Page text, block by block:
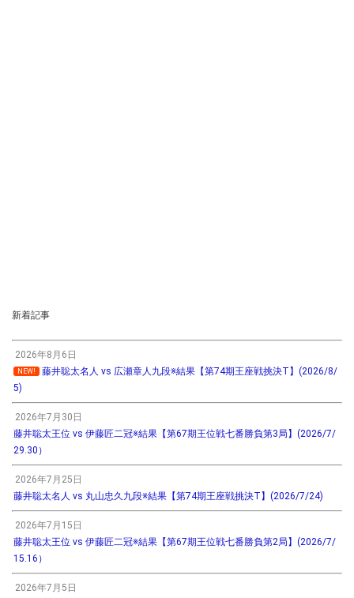
新着記事
2026年8月6日
NEW!
藤井聡太名人 vs 広瀬章人九段※結果【第74期王座戦挑決T】(2026/8/
5)
2026年7月30日
藤井聡太王位 vs 伊藤匠二冠※結果【第67期王位戦七番勝負第3局】(2026/7/
29.30）
2026年7月25日
藤井聡太名人 vs 丸山忠久九段※結果【第74期王座戦挑決T】(2026/7/24)
2026年7月15日
藤井聡太王位 vs 伊藤匠二冠※結果【第67期王位戦七番勝負第2局】(2026/7/
15.16）
2026年7月5日